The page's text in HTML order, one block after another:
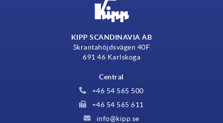
KIPP SCANDINAVIA AB
Skrantahöjdsvägen 40F
691 46 Karlskoga
Central
+46 54 565 500
+46 54 565 611
info@kipp.se